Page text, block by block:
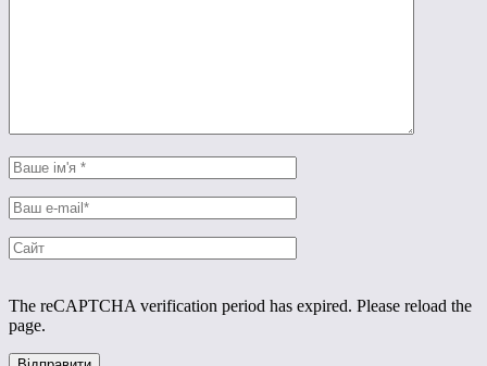
The reCAPTCHA verification period has expired. Please reload the
page.